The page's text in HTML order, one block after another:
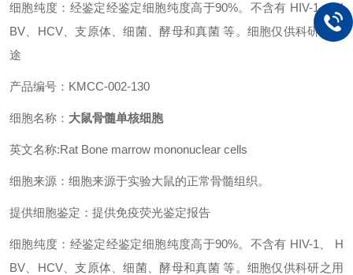
细胞纯度：经鉴定经鉴定细胞纯度高于90%。不含有 HIV-1、 H
BV、HCV、支原体、细菌、酵母和真菌 等。细胞仅供科研之用
途
产品编号：KMCC-002-130
细胞名称： 大鼠骨髓单核细胞
英文名称:Rat Bone marrow mononuclear cells
细胞来源：细胞来源于实验大鼠的正常骨髓组织。
提供细胞鉴定：提供免疫荧光鉴定报告
细胞纯度：经鉴定经鉴定细胞纯度高于90%。不含有 HIV-1、 H
BV、HCV、支原体、细菌、酵母和真菌 等。细胞仅供科研之用